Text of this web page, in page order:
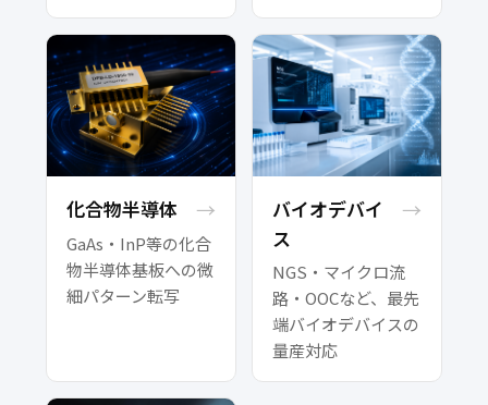
化合物半導体 →
GaAs・InP等の化合
物半導体基板への微
細パターン転写
バイオデバイ
ス
→
NGS・マイクロ流
路・OOCなど、最先
端バイオデバイスの
量産対応